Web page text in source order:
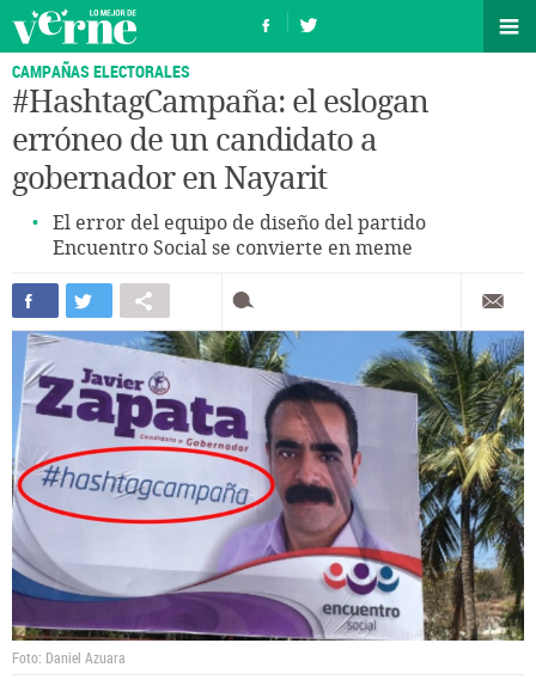
CAMPAÑAS ELECTORALES
#HashtagCampaña: el eslogan
erróneo de un candidato a
gobernador en Nayarit
El error del equipo de diseño del partido
Encuentro Social se convierte en meme
Foto: Daniel Azuara